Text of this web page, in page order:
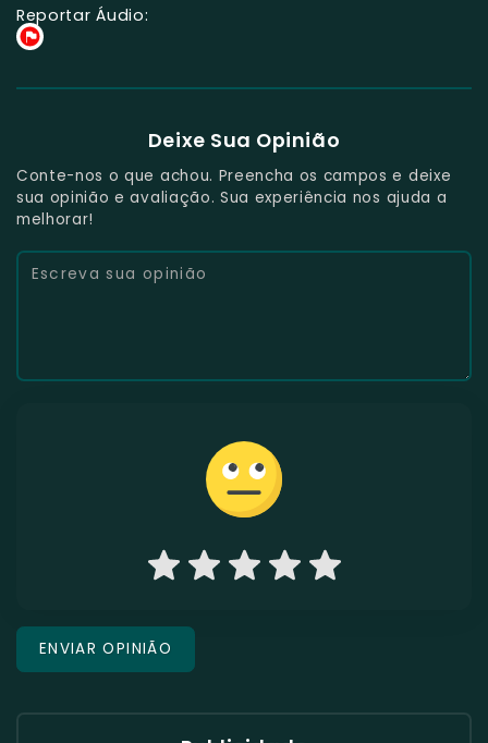
Reportar Áudio:
Deixe Sua Opinião
Conte-nos o que achou. Preencha os campos e deixe
sua opinião e avaliação. Sua experiência nos ajuda a
melhorar!